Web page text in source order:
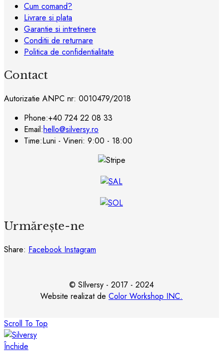
în
pagina
produsului.
Cum comand?
Livrare si plata
Garantie si intretinere
Conditii de returnare
Politica de confidentialitate
Contact
Autorizatie ANPC nr: 0010479/2018
Phone:+40 724 22 08 33
Email:hello@silversy.ro
Time:Luni - Vineri: 9:00 - 18:00
Urmărește-ne
Share: Facebook Instagram
© SIlversy - 2017 - 2024
Website realizat de Color Workshop INC.
Scroll To Top
Închide